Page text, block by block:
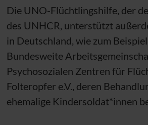
Die UNO-Flüchtlingshilfe, der
des UNHCR , unterstützt
in Deutschland, wie zum
Bundesweite
Psychosozialen Zentren für
Folteropfer e.V. , deren
ehemalige Kindersoldat*innen